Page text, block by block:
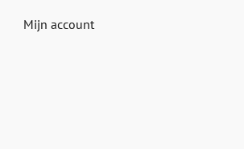
Mijn account